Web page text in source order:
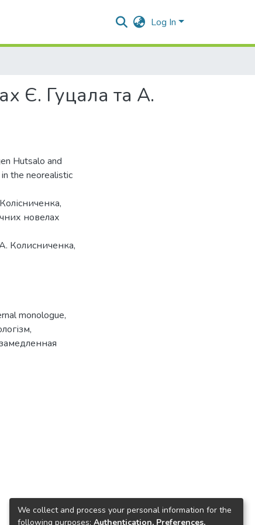
Log In
Є. Гуцала та А.
Hutsalo and
the neorealistic
новелах
Колисниченка,
monologue,
,
We collect and process your personal information for the
following purposes: Authentication, Preferences,